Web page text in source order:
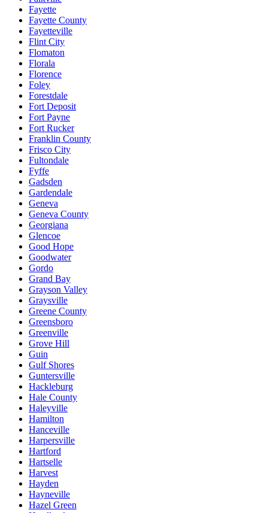
Fayette
Fayette County
Fayetteville
Flint City
Flomaton
Florala
Florence
Foley
Forestdale
Fort Deposit
Fort Payne
Fort Rucker
Franklin County
Frisco City
Fultondale
Fyffe
Gadsden
Gardendale
Geneva
Geneva County
Georgiana
Glencoe
Good Hope
Goodwater
Gordo
Grand Bay
Grayson Valley
Graysville
Greene County
Greensboro
Greenville
Grove Hill
Guin
Gulf Shores
Guntersville
Hackleburg
Hale County
Haleyville
Hamilton
Hanceville
Harpersville
Hartford
Hartselle
Harvest
Hayden
Hayneville
Hazel Green